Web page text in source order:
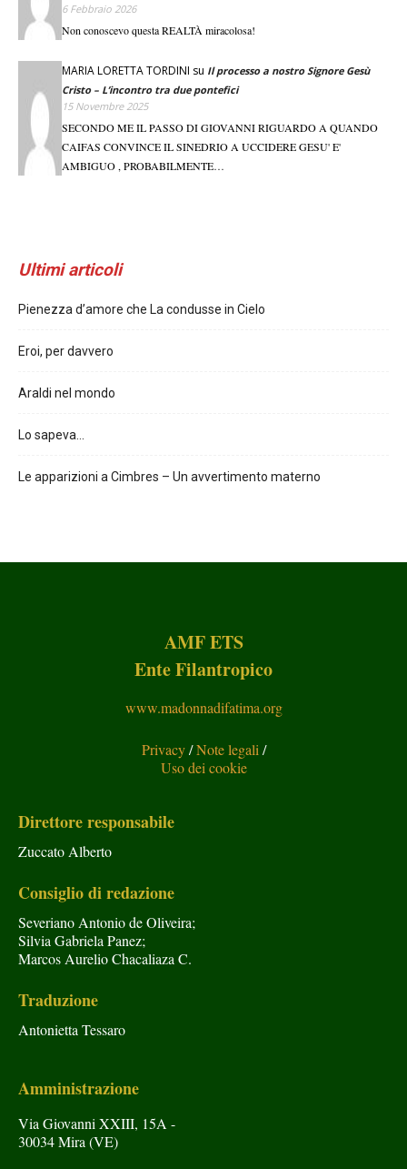
6 Febbraio 2026
Non conoscevo questa REALTÀ miracolosa!
MARIA LORETTA TORDINI su Il processo a nostro Signore Gesù
Cristo – L’incontro tra due pontefici
15 Novembre 2025
SECONDO ME IL PASSO DI GIOVANNI RIGUARDO A QUANDO
CAIFAS CONVINCE IL SINEDRIO A UCCIDERE GESU' E'
AMBIGUO , PROBABILMENTE…
Ultimi articoli
Pienezza d’amore che La condusse in Cielo
Eroi, per davvero
Araldi nel mondo
Lo sapeva…
Le apparizioni a Cimbres – Un avvertimento materno
AMF ETS
Ente Filantropico
www.madonnadifatima.org
Privacy/Note legali /
Uso dei cookie
Direttore responsabile
Zuccato Alberto
Consiglio di redazione
Severiano Antonio de Oliveira;
Silvia Gabriela Panez;
Marcos Aurelio Chacaliaza C.
Traduzione
Antonietta Tessaro
Amministrazione
Via Giovanni XXIII, 15A -
30034 Mira (VE)